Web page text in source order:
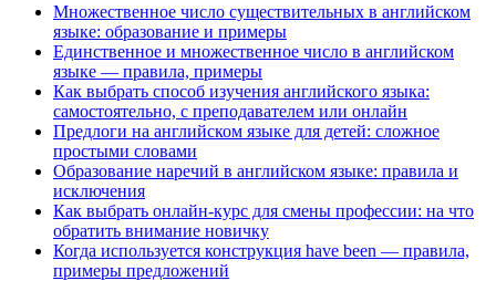
Множественное число существительных в английском
языке: образование и примеры
Единственное и множественное число в английском
языке — правила, примеры
Как выбрать способ изучения английского языка:
самостоятельно, с преподавателем или онлайн
Предлоги на английском языке для детей: сложное
простыми словами
Образование наречий в английском языке: правила и
исключения
Как выбрать онлайн-курс для смены профессии: на что
обратить внимание новичку
Когда используется конструкция have been — правила,
примеры предложений